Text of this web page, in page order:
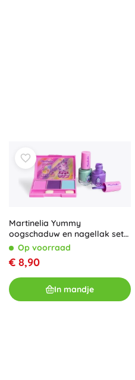
Martinelia Yummy
oogschaduw en nagellak set
decoratieve cosmetica
Op voorraad
€ 8,90
In mandje